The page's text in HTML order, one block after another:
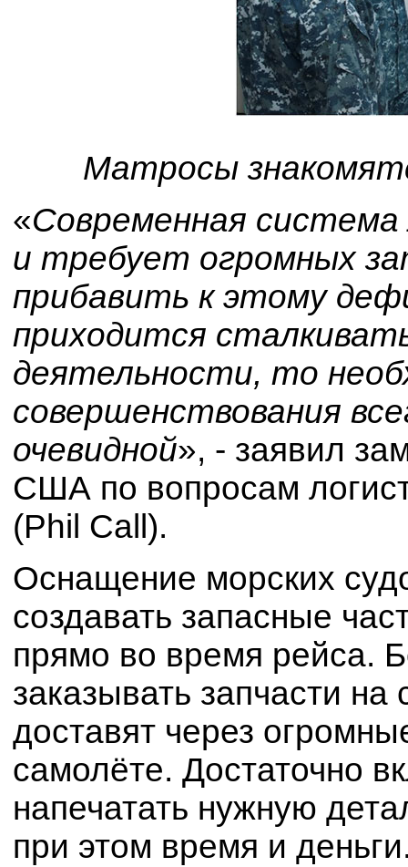
Матросы
«Современная
и требует огромных
прибавить к этому
приходится
деятельности, то
совершенствования
очевидной», - заявил
США по вопросам
(Phil Call).
Оснащение морских
создавать запасные
прямо во время рейса.
заказывать запчасти
доставят через
самолёте. Достаточно
напечатать нужную
при этом время и